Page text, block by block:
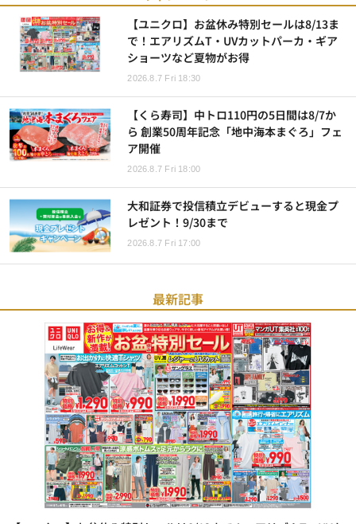
【ユニクロ】お盆休み特別セールは8/13ま
で！エアリズムT・UVカットパーカ・ギア
ショーツなど夏物がお得
2026.8.7 Fri 18:30
【くら寿司】中トロ110円の5日間は8/7か
ら 創業50周年記念「地中海本まぐろ」フェ
ア開催
2026.8.7 Fri 18:00
大和証券で投信積立デビューすると現金プ
レゼント！9/30まで
2026.8.7 Fri 17:00
最新記事